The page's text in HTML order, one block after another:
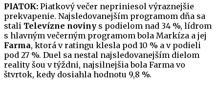
PIATOK: Piatkový večer nepriniesol výraznejšie
prekvapenie. Najsledovanejším programom dňa sa
stali Televízne noviny s podielom nad 34 %, lídrom
s hlavným večerným programom bola Markíza a jej
Farma, ktorá v ratingu klesla pod 10 % a v podieli
pod 27 %. Duel sa nestal najsledovanejším dielom
reality šou v týždni, najsilnejšia bola Farma vo
štvrtok, kedy dosiahla hodnotu 9,8 %.